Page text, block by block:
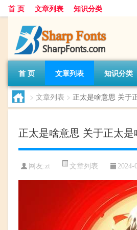
首 页 文章列表 知识分类
首 页 文章列表 知识分类
> 文章列表 > 正太是啥意思 关于
正太是啥意思 关于正太
网友:zt 文章列表 2024-